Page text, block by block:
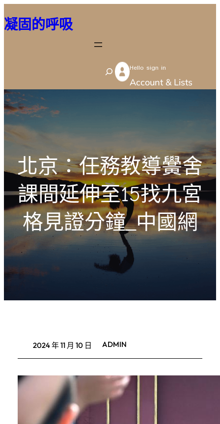
至
容
凝固的呼吸
S
e
Hello sign in
Account & Lists
北京：任務教導黌舍
課間延伸至15找九宮
格見證分鐘_中國網
2024 年 11 月 10 日 ADMIN